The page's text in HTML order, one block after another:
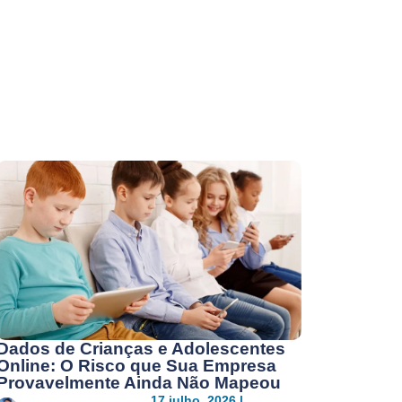
de Crianças e Adolescentes
O Risco que Sua Empresa
Ainda Não Mapeou